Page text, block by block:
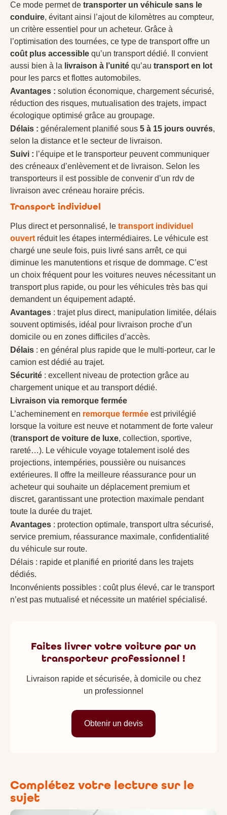
Ce mode permet de transporter un véhicule sans le
conduire, évitant ainsi l’ajout de kilomètres au compteur,
un critère essentiel pour un acheteur. Grâce à
l’optimisation des tournées, ce type de transport offre un
coût plus accessible qu’un transport dédié. Il convient
aussi bien à la livraison à l’unité qu’au transport en lot
pour les parcs et flottes automobiles.
Avantages : solution économique, chargement sécurisé,
réduction des risques, mutualisation des trajets, impact
écologique optimisé grâce au groupage.
Délais : généralement planifié sous 5 à 15 jours ouvrés,
selon la distance et le secteur de livraison.
Suivi : l’équipe et le transporteur peuvent communiquer
des créneaux d’enlèvement et de livraison. Selon les
transporteurs il est possible de convenir d’un rdv de
livraison avec créneau horaire précis.
Transport individuel
Plus direct et personnalisé, le transport individuel
ouvert réduit les étapes intermédiaires. Le véhicule est
chargé une seule fois, puis livré sans arrêt, ce qui
diminue les manutentions et risque de dommage. C’est
un choix fréquent pour les voitures neuves nécessitant un
transport plus rapide, ou pour les véhicules très bas qui
demandent un équipement adapté.
Avantages : trajet plus direct, manipulation limitée, délais
souvent optimisés, idéal pour livraison proche d’un
domicile ou en zones difficiles d’accès.
Délais : en général plus rapide que le multi-porteur, car le
camion est dédié au trajet.
Sécurité : excellent niveau de protection grâce au
chargement unique et au transport dédié.
Livraison via remorque fermée
L’acheminement en remorque fermée est privilégié
lorsque la voiture est neuve et notamment de forte valeur
(transport de voiture de luxe, collection, sportive,
rareté…). Le véhicule voyage totalement isolé des
projections, intempéries, poussière ou nuisances
extérieures. Il offre la meilleure réassurance pour un
acheteur qui souhaite un déplacement premium et
discret, garantissant une protection maximale pendant
toute la durée du trajet.
Avantages : protection optimale, transport ultra sécurisé,
service premium, réassurance maximale, confidentialité
du véhicule sur route.
Délais : rapide et planifié en priorité dans les trajets
dédiés.
Inconvénients possibles : coût plus élevé, car le transport
n’est pas mutualisé et nécessite un matériel spécialisé.
Faites livrer votre voiture par un
transporteur professionnel !
Livraison rapide et sécurisée, à domicile ou chez
un professionnel
Obtenir un devis
Complétez votre lecture sur le
sujet